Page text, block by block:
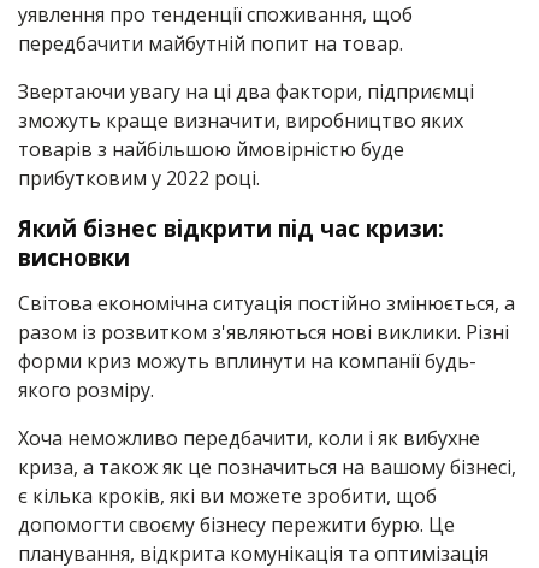
уявлення про тенденції споживання, щоб
передбачити майбутній попит на товар.
Звертаючи увагу на ці два фактори, підприємці
зможуть краще визначити, виробництво яких
товарів з найбільшою ймовірністю буде
прибутковим у 2022 році.
Який бізнес відкрити під час кризи:
висновки
Світова економічна ситуація постійно змінюється, а
разом із розвитком з'являються нові виклики. Різні
форми криз можуть вплинути на компанії будь-
якого розміру.
Хоча неможливо передбачити, коли і як вибухне
криза, а також як це позначиться на вашому бізнесі,
є кілька кроків, які ви можете зробити, щоб
допомогти своєму бізнесу пережити бурю. Це
планування, відкрита комунікація та оптимізація